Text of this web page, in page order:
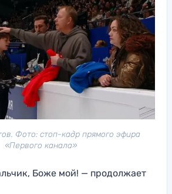
Фото: стоп-кадр прямого эфира
«Первого канала»
Боже мой! — продолжает